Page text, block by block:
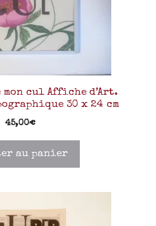
cul Affiche d’Art.
30 x 24 cm
45,00€
au panier